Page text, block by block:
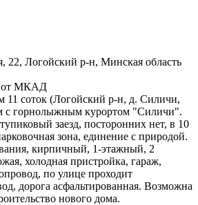
22, Логойский р-н, Минская область
от МКАД
11 соток (Логойский р-н, д. Силичи,
с горнолыжным курортом "Силичи".
заезд, посторонних нет, в 10
зона, единение с природой.
кирпичный, 1-этажный, 2
холодная пристройка, гараж,
по улице проходит
дорога асфальтированная. Возможна
нового дома.